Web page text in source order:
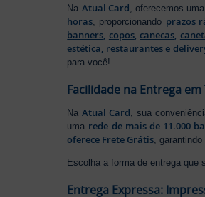
Na Atual Card , oferecemos
horas , proporcionando prazos
banners, copos,canecas,
estética, restaurantes e
para você!
Facilidade na Entrega
NaAtual Card, sua
uma rede de mais de 11.000
oferece Frete Grátis,
Escolha a forma de entrega que
Entrega Expressa: